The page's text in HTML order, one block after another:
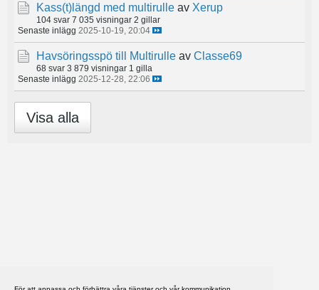
Kass(t)längd med multirulle av Xerup
104 svar 7 035 visningar 2 gillar
Senaste inlägg 2025-10-19, 20:04
Havsöringsspö till Multirulle av Classe69
68 svar 3 879 visningar 1 gilla
Senaste inlägg 2025-12-28, 22:06
Visa alla